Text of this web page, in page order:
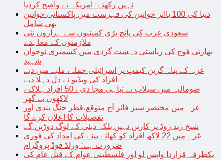
نہیں رکھتے: امریکہ نے واضح کردیا
دنیا کی 100 بااثر خواتین کی فہرست میں پاکستانی خواتین
بھی شامل
سعودی عرب کی پانچ بڑی کمپنیوں سے ہزاروں نئی
ملازمتوں کے معاہدے
بھارتی فوج کی ریاستی دہشت گردی میں کشمیری نوجوان
شہید
غزہ کے پناہ گزین کیمپ پر اسرائیلی حملہ، ملبے میں دبے
افراد کی ویڈیو نے دل دہلا دیے
صومالیہ میں سیلاب نے تباہی مچا دی ، 50 افراد ہلاک ،
لاکھوں بے گھر
غزہ میں مختصر سیز فائر آج متوقع،قطر جنگ بندی اور
تفصیلات کا اعلان کرے گا
شیخ زید روڈ پر کاریں نہیں بلکہ دبئی کے لوگ دوڑیں گے
غزہ میں 22 لاکھ افراد کو کھانے پینے کی امداد کی فوری
ضرورت ہے: ورلڈ فوڈ پروگرام
یکطرفہ قراردا واپس لو اور فلسطینی عوام کے قتل عام کی